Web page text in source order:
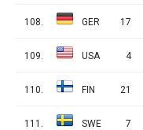
108. GER 17
109. USA 4
110. FIN 21
111. SWE 7